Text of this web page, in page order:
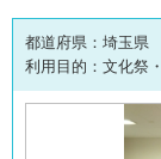
都道府県： 埼玉県
利用目的： 文化祭